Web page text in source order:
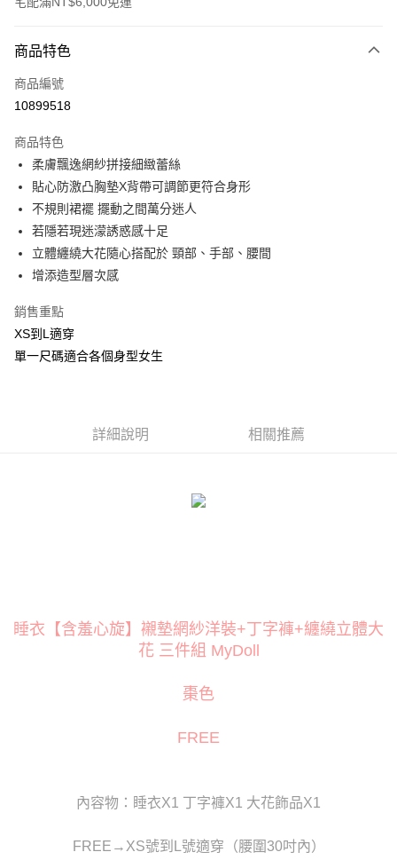
信用卡一次付款
信用卡分期付款
合作金庫商業銀行
華南商業銀行
上海商業儲蓄銀行
台北富邦商業銀行
國泰世華商業銀行
臺灣中小企業銀行
匯豐（台灣）商業銀行
華泰商業銀行
聯邦商業銀行
遠東國際商業銀行
元大商業銀行
台新國際商業銀行
台灣樂天信用卡公司
超商取貨付款
LINE Pay
Apple Pay
街口支付
AFTEE先享後付
相關說明
【關於「AFTEE先享後付」】
２．便利：只要手機號碼，簡訊認證，即可結帳。
３．安心：先確認商品／服務後，再付款。
結帳頁面，進行簡訊認證並確認金額後，即可完成結帳。
※ 交易是否成功請以「AFTEE先享後付 」之結帳頁面顯示為準，若有關於
是否繳費成功／繳費後需取消欲退款等相關疑問，請聯繫「AFTEE先享後付
https://netprotections.freshdesk.com/support/home
１．透過由恩沛科技股份有限公司提供之「AFTEE先享後付」服務完成之交
權轉讓予恩沛科技股份有限公司。
２．關於個人資料處理事宜，請瀏覽以下網址：
「AFTEE先享後付」，若未經同意申辦者引起之損失，本公司不負相關責
時審查核予不同之上限額度；若仍有額度不足之情形，本公司將視審查結果
每筆NT$120
每筆NT$80，滿NT$6,000(含以上)免運費
商品特色
商品編號
10899518
商品特色
柔膚飄逸網紗拼接細緻蕾絲
貼心防激凸胸墊X背帶可調節更符合身形
不規則裙襬 擺動之間萬分迷人
若隱若現迷濛誘惑感十足
立體纏繞大花隨心搭配於 頸部、手部、腰間
增添造型層次感
銷售重點
XS到L適穿
單一尺碼適合各個身型女生
詳細說明 相關推薦
睡衣【含羞心旋】襯墊網紗洋裝+丁字褲+纏繞立體大
花 三件組 MyDoll
棗色
FREE
內容物：睡衣X1 丁字褲X1 大花飾品X1
FREE→XS號到L號適穿（腰圍30吋內）